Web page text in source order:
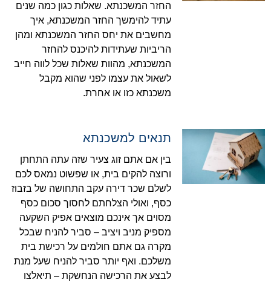
החזר המשכנתא. שאלות כגון כמה שנים
עתיד להימשך החזר המשכנתא, איך
מחשבים את יחס החזר המשכנתא ומהן
הריביות שעתידות להיכנס להחזר
המשכנתא, מהוות שאלות שכל לווה חייב
לשאול את עצמו לפני שהוא מקבל
משכנתא כזו או אחרת.
תנאים למשכנתא
בין אם אתם זוג צעיר שזה עתה התחתן
ורוצה להקים בית, או שפשוט נמאס לכם
לשלם שכר דירה עקב התחושה של בזבוז
כסף, ואולי הצלחתם לחסוך סכום כסף
מסוים אך אינכם מוצאים אפיק השקעה
מספיק מניב ויציב – סביר להניח שבכל
מקרה גם אתם חולמים על רכישת בית
משלכם. ואף יותר סביר להניח שעל מנת
לבצע את הרכישה הנחשקת – תיאלצו